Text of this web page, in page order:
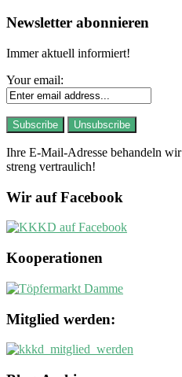
Newsletter abonnieren
Immer aktuell informiert!
Your email:
Ihre E-Mail-Adresse behandeln wir
streng vertraulich!
Wir auf Facebook
Kooperationen
Mitglied werden: